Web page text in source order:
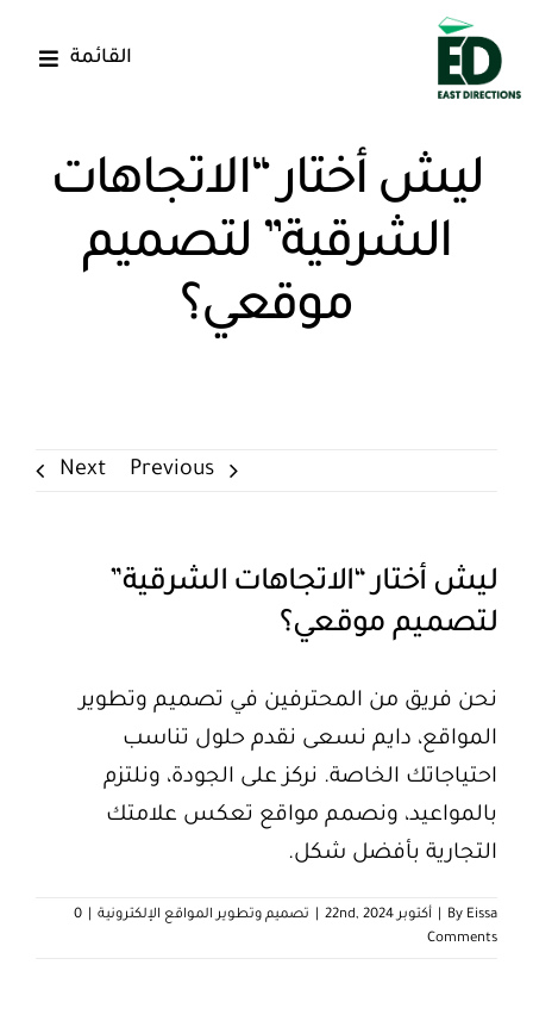
content
القائمة
خدماتنا
اتصل بنا
ليش أختار “الاتجاهات
الشرقية” لتصميم
موقعي؟
Previous
Next
ليش أختار “الاتجاهات الشرقية”
لتصميم موقعي؟
نحن فريق من المحترفين في تصميم وتطوير
المواقع، دايم نسعى نقدم حلول تناسب
احتياجاتك الخاصة. نركز على الجودة، ونلتزم
بالمواعيد، ونصمم مواقع تعكس علامتك
التجارية بأفضل شكل.
By Eissa أكتوبر 22nd, 2024 تصميم وتطوير المواقع الإلكترونية
0
Comments